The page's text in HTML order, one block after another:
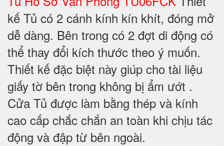
kế Tủ có 2 cánh kính kín khít, đóng mở
dễ dàng. Bên trong có 2 đợt di động có
thể thay đổi kích thước theo ý muốn.
Thiết kế đặc biệt này giúp cho tài liệu
giấy tờ bên trong không bị ẩm ướt .
Cửa Tủ được làm bằng thép và kính
cao cấp chắc chắn an toàn khi chịu tác
động và đập từ bên ngoài.